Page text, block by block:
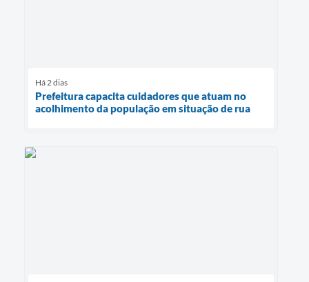
Há 2 dias
Prefeitura capacita cuidadores que atuam no
acolhimento da população em situação de rua